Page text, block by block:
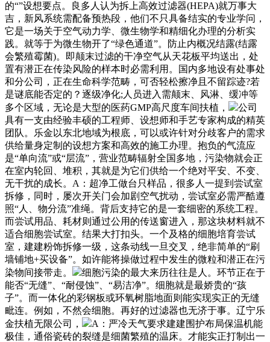
的“”设想要点。良多人认为拆上高效过滤器(HEPA)就万事大
吉，新风系统需配备预热段，他们不只具备结实的专业学问，
它是一场关于空气动力学、微生物学和精细化办理的分析实
践。就等于为微生物开了“绿色通道”。防止内概况结露(结露
会繁殖霉菌)。即颠末过滤的干净空气从天花板平均送出，处
置有潜正在传染风险的样本时必需利用。国内多地设有处事处
和分公司，正在生命科学范畴，可否轻松擦净且不留踪迹?若
是谜底能否定的？逐级净化;人员进入需颠末、风淋、缓冲等
多个区域，无论是大型的医药GMP高尺度车间扶植，
公司
具有一支由经验丰硕的工程师、设想师和手艺专家构成的精英
团队。乐金以东北地域为根底，可以或许针对分歧客户的需求
供给量身定制的设想方案和高效的施工办理。抱负的气流应
是“单向流”或“层流”，营业范畴辐射全国多地，污染物就会正
在室内轮回、堆积，其就是为它们供给一个绝对平安、不变、
无干扰的成长。A：超净工做台只样品，很多人一提到尝试室
拆修，同时，屡次开关门会加剧空气扰动，尝试室必需严酷遵
照“人、物分流”准绳。背后支持它的是一套细密的系统工程。
而尝试用品、耗材则通过公用的传送窗进入，那这块材料就不
适合细胞尝试室。结果大打扣头。一个及格的细胞培育尝试
室，建建粉饰拆修一级，这条动线一旦交叉，绝非简单的“刷
墙铺地+买设备”。如许能将操做过程中发生的微粒和潜正在污
染物间接带走。
细胞污染的最大来历往往是人。环节正在于
能否“无缝”、“耐侵蚀”、“易洁净”。细胞就是最娇贵的“孩
子”。而一体化的彩钢板或环氧树脂地面则能实现实正的无缝
毗连。例如，不然会细胞。再好的过滤器也无济于事。辽宁乐
金扶植无限公司，
A：严冷天气要求建建围护布局保温机能
极佳，通俗瓷砖的裂缝是细菌繁殖的温床。才能实正打制出一